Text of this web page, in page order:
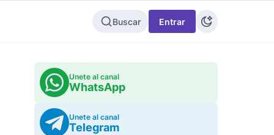
Buscar Entrar
Unete al canal
WhatsApp
Unete al canal
Telegram